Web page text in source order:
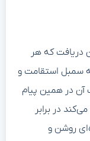
دریافت که هر
سمبل استقامت و
آن در همین پیام
در برابر
روشن و